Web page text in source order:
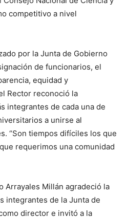
competitivo a nivel
por la Junta de Gobierno
de funcionarios, el
equidad y
Rector reconoció la
integrantes de cada una de
a unirse al
“Son tiempos difíciles los que
requerimos una comunidad
Arrayales Millán agradeció la
integrantes de la Junta de
director e invitó a la